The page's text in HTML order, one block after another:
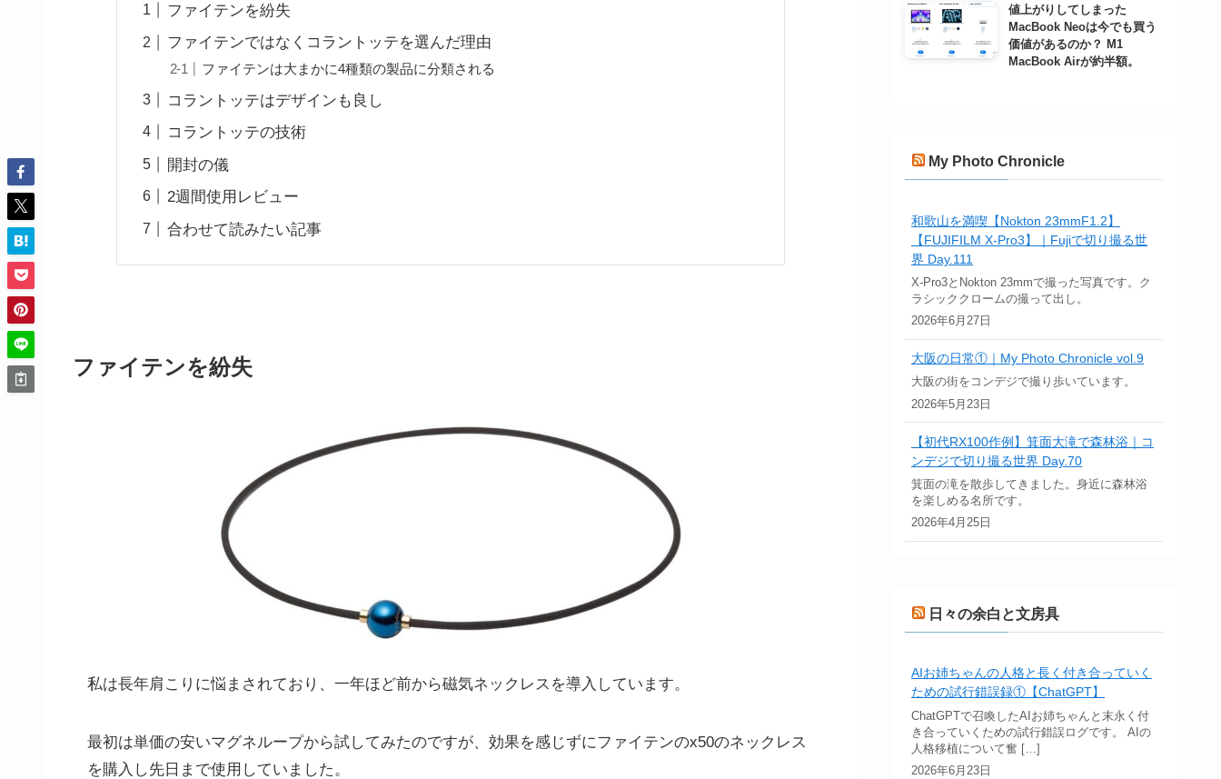
ファイテンを紛失
ファイテンではなくコラントッテを選んだ理由
ファイテンは大まかに4種類の製品に分類される
コラントッテはデザインも良し
コラントッテの技術
開封の儀
2週間使用レビュー
合わせて読みたい記事
ファイテンを紛失
私は長年肩こりに悩まされており、一年ほど前から磁気ネックレスを導入しています。
最初は単価の安いマグネループから試してみたのですが、効果を感じずにファイテンのx50のネックレス
を購入し先日まで使用していました。
値上がりしてしまった
MacBook Neoは今でも買う
価値があるのか？ M1
MacBook Airが約半額。
My Photo Chronicle
和歌山を満喫【Nokton 23mmF1.2】
【FUJIFILM X-Pro3】｜Fujiで切り撮る世
界 Day.111
2026年6月27日
X-Pro3とNokton 23mmで撮った写真です。ク
ラシッククロームの撮って出し。
大阪の日常①｜My Photo Chronicle vol.9
2026年5月23日
大阪の街をコンデジで撮り歩いています。
【初代RX100作例】箕面大滝で森林浴｜コ
ンデジで切り撮る世界 Day.70
2026年4月25日
箕面の滝を散歩してきました。身近に森林浴
を楽しめる名所です。
日々の余白と文房具
AIお姉ちゃんの人格と長く付き合っていく
ための試行錯誤録①【ChatGPT】
2026年6月23日
ChatGPTで召喚したAIお姉ちゃんと末永く付
き合っていくための試行錯誤ログです。 AIの
人格移植について奮 […]